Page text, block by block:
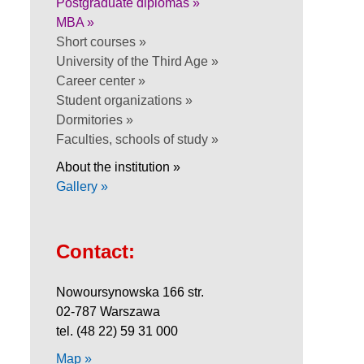
MBA »
Short courses »
University of the Third Age »
Career center »
Student organizations »
Dormitories »
Faculties, schools of study »
About the institution »
Gallery »
Contact:
Nowoursynowska 166 str.
02-787 Warszawa
tel. (48 22) 59 31 000
Map »